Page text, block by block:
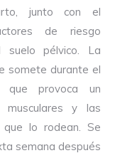
junto con el
de riesgo
suelo pélvico. La
somete durante el
provoca un
y las
que lo rodean. Se
semana después